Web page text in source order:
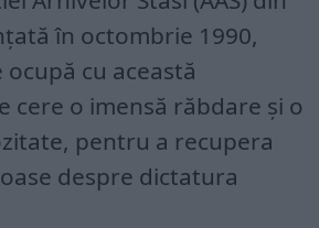
în octombrie 1990,
ocupă cu această
cere o imensă răbdare și o
pentru a recupera
despre dictatura